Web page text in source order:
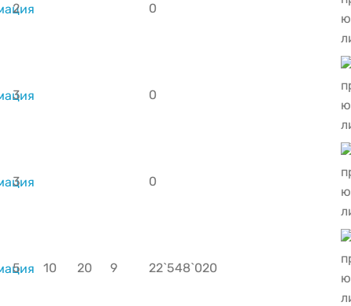
2 0
3 0
3 0
5 10 20 9 22`548`020